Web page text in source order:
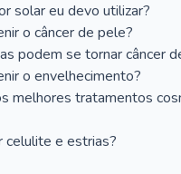
solar eu devo utilizar?
o câncer de pele?
podem se tornar câncer
o envelhecimento?
melhores tratamentos
celulite e estrias?